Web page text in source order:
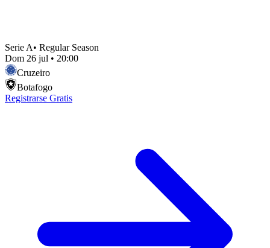
Serie A• Regular Season
Dom 26 jul • 20:00
Cruzeiro
Botafogo
Registrarse Gratis